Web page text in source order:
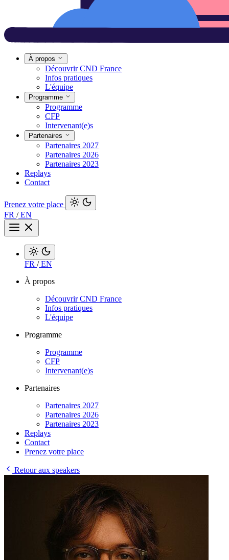
À propos
Découvrir CND France
Infos pratiques
L'équipe
Programme
Programme
CFP
Intervenant(e)s
Partenaires
Partenaires 2027
Partenaires 2026
Partenaires 2023
Replays
Contact
Prenez votre place
FR /EN
FR /EN
À propos
Découvrir CND France
Infos pratiques
L'équipe
Programme
Programme
CFP
Intervenant(e)s
Partenaires
Partenaires 2027
Partenaires 2026
Partenaires 2023
Replays
Contact
Prenez votre place
Retour aux speakers